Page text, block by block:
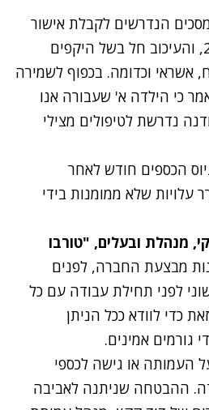
הנדרשים לקבלת אישור
ניהול תקין בסוף יוני 202, והעיכוב חל בשל היקפים
אשראי וכדומה. בכפוף לשמירה
כי הילדה א' שעבורה אנו
נדרשת לטיפולים מצילי
הכספים חודש לאחר
עלויות שלא ממומנות בידי
מנהלת ובעלים, "טורבו
מבצעת החברה, לפנים
לפני תחילת עבודה עם כל
כדי לוודא ככל הניתן
גורמים אמינים.
העמותה או גישה לכספי
ההבטחה שניתנה לאביבה